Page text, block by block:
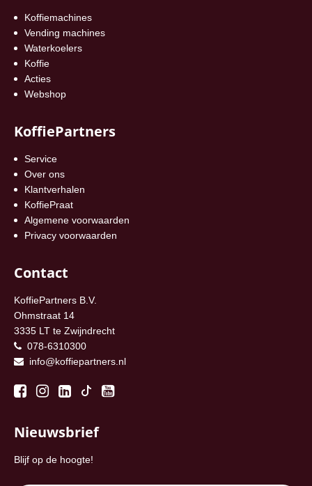
Koffiemachines
Vending machines
Waterkoelers
Koffie
Acties
Webshop
KoffiePartners
Service
Over ons
Klantverhalen
KoffiePraat
Algemene voorwaarden
Privacy voorwaarden
Contact
KoffiePartners B.V.
Ohmstraat 14
3335 LT te Zwijndrecht
078-6310300
info@koffiepartners.nl
Nieuwsbrief
Blijf op de hoogte!